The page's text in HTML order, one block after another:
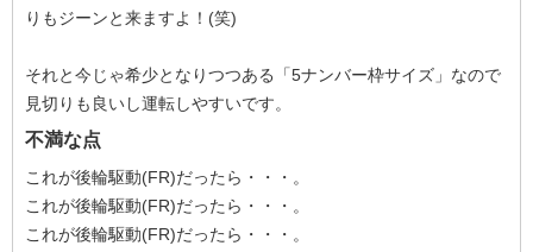
りもジーンと来ますよ！(笑)
それと今じゃ希少となりつつある「5ナンバー枠サイズ」なので
見切りも良いし運転しやすいです。
不満な点
これが後輪駆動(FR)だったら・・・。
これが後輪駆動(FR)だったら・・・。
これが後輪駆動(FR)だったら・・・。